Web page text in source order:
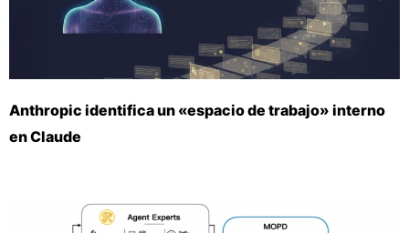
Anthropic identifica un «espacio de trabajo» interno
en Claude